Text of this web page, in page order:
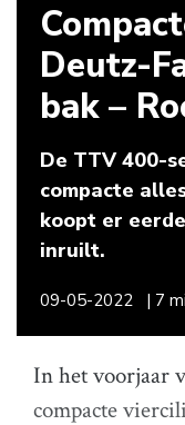
Deutz-
bak –
De TTV 400-
compacte
koopt er
inruilt.
09-05-2022 | 7
In het voorjaar
compacte